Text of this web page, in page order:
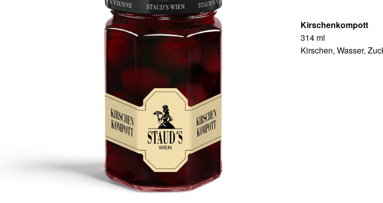
Kirschenkompott
314 ml
Kirschen, Wasser,